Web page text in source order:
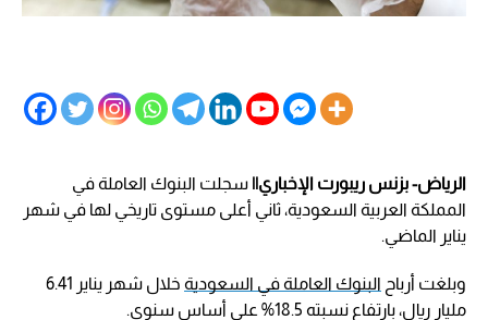
الرياض- بزنس ريبورت الإخباري|| سجلت البنوك العاملة في
المملكة العربية السعودية، ثاني أعلى مستوى تاريخي لها في شهر
يناير الماضي.
وبلغت أرباح البنوك العاملة في السعودية
خلال شهر يناير 6.41
مليار ريال، بارتفاع نسبته 18.5% على أساس سنوي.